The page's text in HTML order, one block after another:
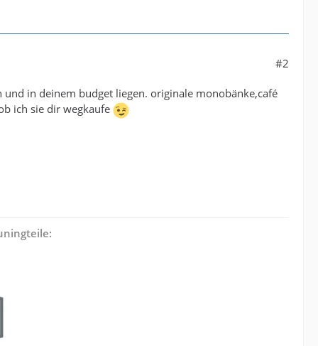
#2
in deinem budget liegen. originale monobänke,café
ich sie dir wegkaufe